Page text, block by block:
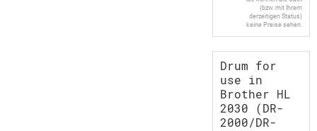
(bzw. mit Ihrem
derzeitigen Status)
keine Preise sehen.
Drum for
use in
Brother HL
2030 (DR-
2000/DR-